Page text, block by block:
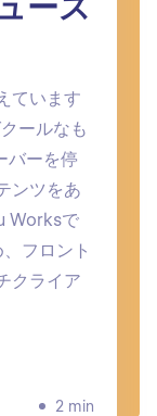
ています
ールなも
バーを停
ンツをあ
Worksで
フロント
クライア
2 min